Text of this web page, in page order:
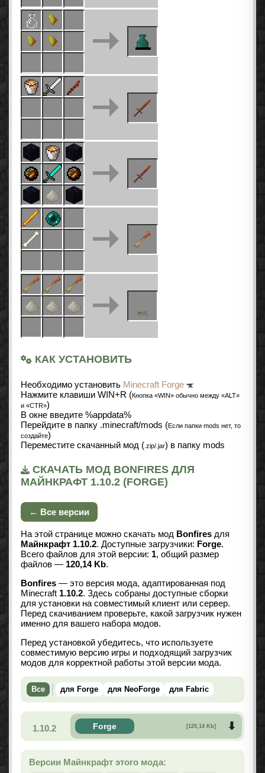
КАК УСТАНОВИТЬ
Необходимо установить Minecraft Forge
Нажмите клавиши WIN+R (Кнопка «WIN» обычно между «ALT»
и «CTR»)
В окне введите %appdata%
Перейдите в папку .minecraft/mods (Если папки mods нет, то
создайте)
Переместите скачанный мод ( .zip/.jar) в папку mods
СКАЧАТЬ МОД BONFIRES ДЛЯ
МАЙНКРАФТ 1.10.2 (FORGE)
← Все версии
На этой странице можно скачать мод Bonfires для
Майнкрафт 1.10.2. Доступные загрузчики: Forge.
Всего файлов для этой версии: 1, общий размер
файлов — 120,14 Kb.
Bonfires — это версия мода, адаптированная под
Minecraft 1.10.2. Здесь собраны доступные сборки
для установки на совместимый клиент или сервер.
Перед скачиванием проверьте, какой загрузчик нужен
именно для вашего набора модов.
Перед установкой убедитесь, что используете
совместимую версию игры и подходящий загрузчик
модов для корректной работы этой версии мода.
Все для Forge для NeoForge для Fabric
1.10.2 Forge [120,14 Kb]
Версии Майнкрафт этого мода: